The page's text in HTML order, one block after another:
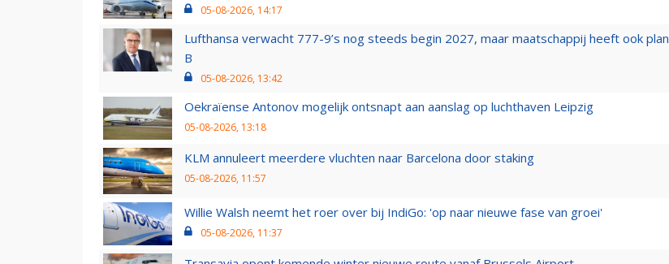
05-08-2026, 14:17
Lufthansa verwacht 777-9’s nog steeds begin 2027, maar maatschappij heeft ook plan
B
05-08-2026, 13:42
Oekraïense Antonov mogelijk ontsnapt aan aanslag op luchthaven Leipzig
05-08-2026, 13:18
KLM annuleert meerdere vluchten naar Barcelona door staking
05-08-2026, 11:57
Willie Walsh neemt het roer over bij IndiGo: 'op naar nieuwe fase van groei'
05-08-2026, 11:37